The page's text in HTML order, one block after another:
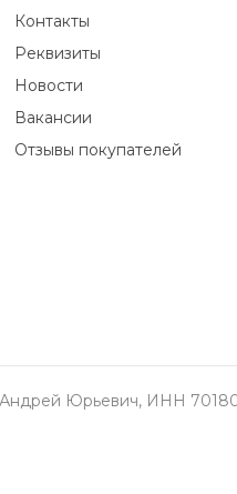
Контакты
Реквизиты
Новости
Вакансии
Отзывы покупателей
Юрьевич, ИНН